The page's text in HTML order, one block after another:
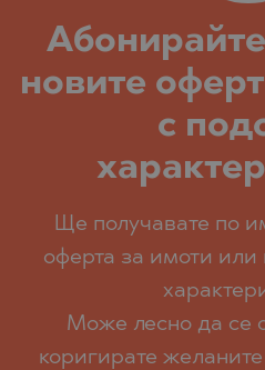
новите
с
Ще получавате по
оферта за имоти или
Може лесно да се
коригирате